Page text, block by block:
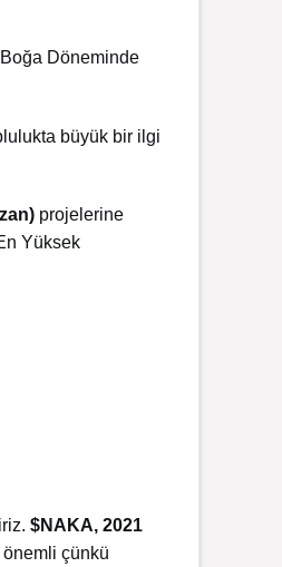
Döneminde
büyük bir ilgi
projelerine
Yüksek
$NAKA, 2021
çünkü